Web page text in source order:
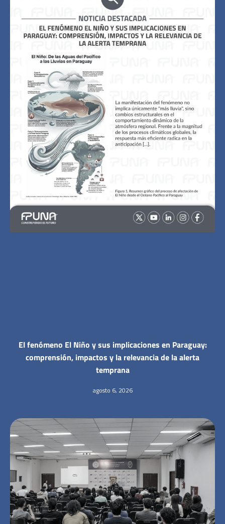
El fenómeno El Niño y sus implicaciones en Paraguay:
comprensión, impactos y la relevancia de la alerta
temprana
agosto 6, 2026